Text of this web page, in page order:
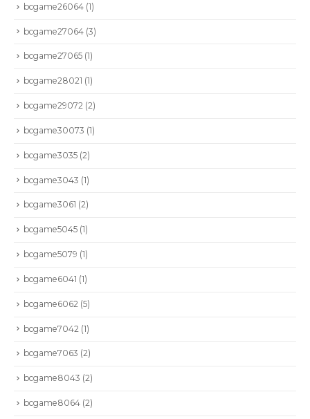
bcgame26064 (1)
bcgame27064 (3)
bcgame27065 (1)
bcgame28021 (1)
bcgame29072 (2)
bcgame30073 (1)
bcgame3035 (2)
bcgame3043 (1)
bcgame3061 (2)
bcgame5045 (1)
bcgame5079 (1)
bcgame6041 (1)
bcgame6062 (5)
bcgame7042 (1)
bcgame7063 (2)
bcgame8043 (2)
bcgame8064 (2)